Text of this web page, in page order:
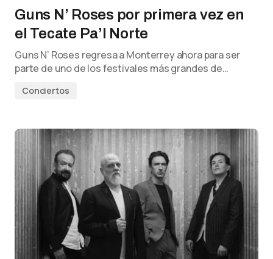
Guns N’ Roses por primera vez en
el Tecate Pa’l Norte
Guns N’ Roses regresa a Monterrey ahora para ser
parte de uno de los festivales más grandes de…
Conciertos